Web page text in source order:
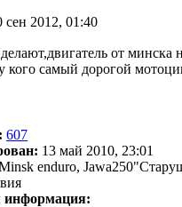
сен 2012, 01:40
от минска
кого самый дорогой
607
13 май 2010, 23:01
enduro,
информация: